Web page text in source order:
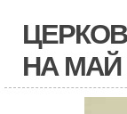
НА МАЙ